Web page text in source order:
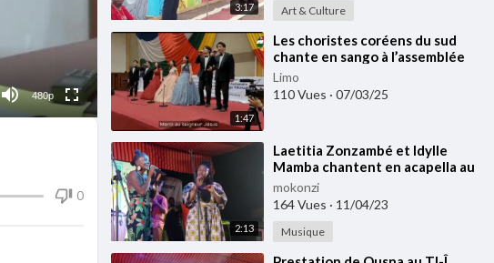
480p
240p
3:17 Art & Culture
1:47
⁣Les choristes coréens du sud
chante en sango à l’assemblée
nationalede Bangui bravo à eux
26 mars 20
Limo
110 Vues · 07/03/25
2:13
⁣Laetitia Zonzambé et Idylle
Mamba chantent en acapella au
TI-Î Festival 2022 à Bangui
mokonzi
164 Vues · 11/04/23
Musique
0